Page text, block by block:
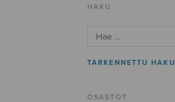
HAKU
TARKENNETTU HAKU
OSASTOT